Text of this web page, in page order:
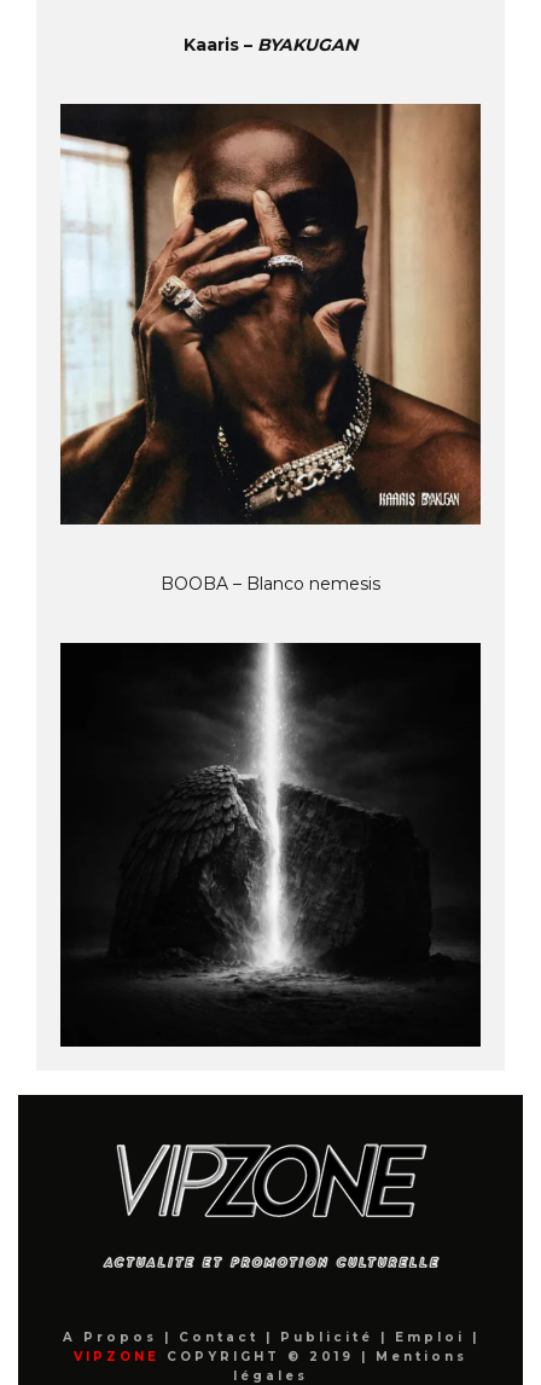
Kaaris – BYAKUGAN
BOOBA – Blanco nemesis
A Propos | Contact | Publicité | Emploi
|
VIPZONE
COPYRIGHT © 2019 |
Mentions
légales